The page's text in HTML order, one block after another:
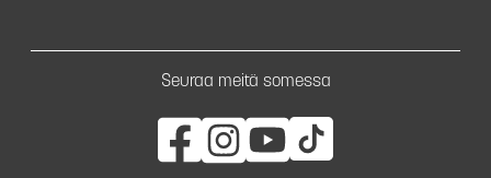
Seuraa meitä somessa